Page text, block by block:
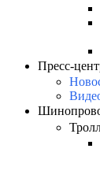
Пресс-